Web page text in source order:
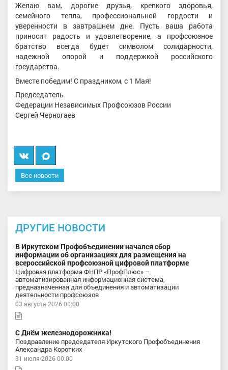
Желаю вам, дорогие друзья, крепкого здоровья,
семейного тепла, профессиональной гордости и
уверенности в завтрашнем дне. Пусть ваша работа
приносит радость и удовлетворение, а профсоюзное
братство всегда будет символом солидарности,
надежной опорой и поддержкой российского
государства.
Вместе победим! С праздником, с 1 Мая!
Председатель
Федерации Независимых Профсоюзов России
Сергей Черногаев
Вконтакте
Мы
в
MAX
Все новости
ДРУГИЕ НОВОСТИ
В Иркутском Профобъединении начался сбор
информации об организациях для размещения на
всероссийской профсоюзной цифровой платформе
Цифровая платформа ФНПР «ПрофПлюс» –
автоматизированная информационная система,
предназначенная для объединения и автоматизации
деятельности профсоюзов
03 августа 2026 00:00
С Днём железнодорожника!
Поздравление председателя Иркутского Профобъединения
Александра Коротких
31 июля 2026 00:00